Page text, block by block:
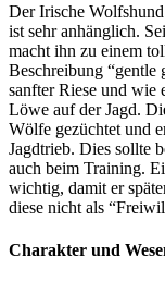
Der Irische
ist sehr anhänglich.
macht ihn zu einem
Beschreibung
sanfter Riese und wie
Löwe auf der Jagd.
Wölfe gezüchtet und
Jagdtrieb. Dies sollte
auch beim Training.
wichtig, damit er
diese nicht als
Charakter und